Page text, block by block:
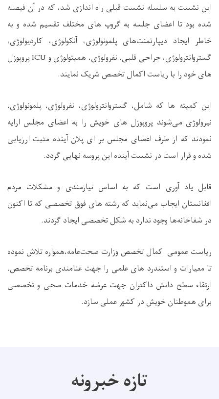
این نشست به سلسله نشست قبلی راه اندازی شد، که در آن فیصله
شده بود تا اعضای جلسه به گروپ های مختلف تقسیم شده و به
خاطر ایجاد دیپارتمنت‌های پلمونولوژی، آنکولوژی، کاردیولوژی،
گستروانترولوژی، جراحی قلبی، نفرولوژی، همیتولوژی وICUپروپوزل
های خود را با ریاست اکمال تخصص شریک نمایند.
این کمیته ها که شامل، گستروانترولوژی، نفرولوژی، پلمونولوژی،
نیرولوژی می‌شوند پروپوزل های خویش را به اعضای مجلس ارایه
نمودند که از طرف اعضای مجلس بر ای پلان آینده مثبت ارزیابی
شده و قرار است در نشست آینده این پروسه نهایی گردد.
قابل یاد آوری است که به اساس نیازمندی و مشکلات مردم
افغانستان ایجاب می‌نماید که رشته های فوق تخصصی که تا اکنون
در شفاخانه‌ها وجود ندارد به شکل تخصصی ایجاد گردند.
ریاست عمومی اکمال تخصص وزارت صحت‌عامه،همواره تلاش نموده
تا معیارات و استندرد های علمی را جهت غنامندی برنامه تخصص،
ارتقاء سطح دانش داکتران جهت عرضه خدمات صحی و تخصصی
برای هموطنان خویش در کشور عملی سازد.
تازه خبرونه